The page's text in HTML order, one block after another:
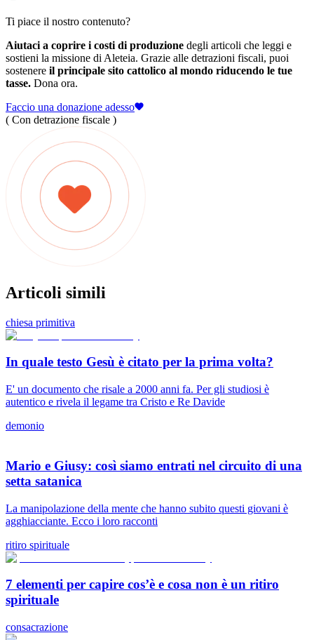
Ti piace il nostro contenuto?
Aiutaci a coprire i costi di produzione degli articoli che leggi e
sostieni la missione di Aleteia. Grazie alle detrazioni fiscali, puoi
sostenere il principale sito cattolico al mondo riducendo le tue
tasse. Dona ora.
Faccio una donazione adesso
( Con detrazione fiscale )
Articoli simili
chiesa primitiva
In quale testo Gesù è citato per la prima volta?
E' un documento che risale a 2000 anni fa. Per gli studiosi è
autentico e rivela il legame tra Cristo e Re Davide
demonio
Mario e Giusy: così siamo entrati nel circuito di una
setta satanica
La manipolazione della mente che hanno subito questi giovani è
agghiacciante. Ecco i loro racconti
ritiro spirituale
7 elementi per capire cos’è e cosa non è un ritiro
spirituale
consacrazione